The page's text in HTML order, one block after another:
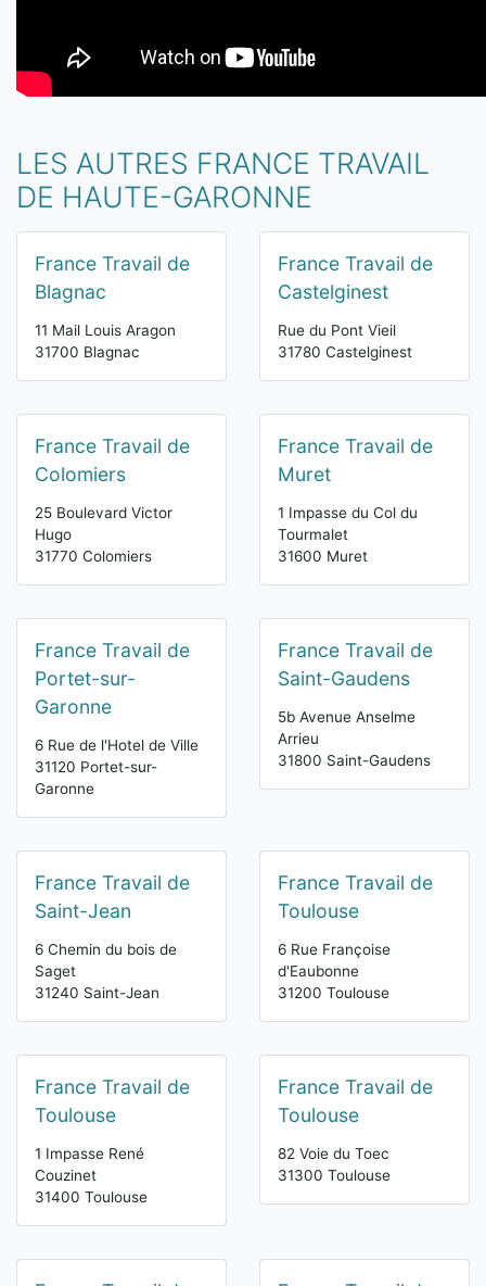
LES AUTRES FRANCE TRAVAIL
DE HAUTE-GARONNE
France Travail de
Blagnac
11 Mail Louis Aragon
31700 Blagnac
France Travail de
Castelginest
Rue du Pont Vieil
31780 Castelginest
France Travail de
Colomiers
25 Boulevard Victor
Hugo
31770 Colomiers
France Travail de
Muret
1 Impasse du Col du
Tourmalet
31600 Muret
France Travail de
Portet-sur-
Garonne
6 Rue de l'Hotel de Ville
31120 Portet-sur-
Garonne
France Travail de
Saint-Gaudens
5b Avenue Anselme
Arrieu
31800 Saint-Gaudens
France Travail de
Saint-Jean
6 Chemin du bois de
Saget
31240 Saint-Jean
France Travail de
Toulouse
6 Rue Françoise
d'Eaubonne
31200 Toulouse
France Travail de
Toulouse
1 Impasse René
Couzinet
31400 Toulouse
France Travail de
Toulouse
82 Voie du Toec
31300 Toulouse